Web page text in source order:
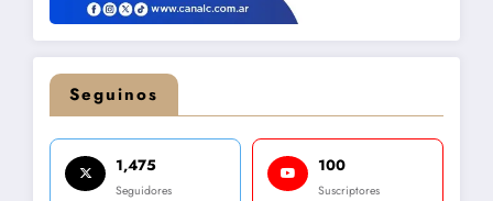
Seguinos
1,475
Seguidores
100
Suscriptores